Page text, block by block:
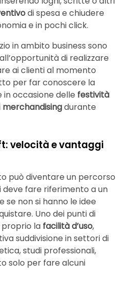
di spesa e chiudere
e in pochi click.
in ambito business sono
di realizzare
ai clienti al momento
per far conoscere la
occasione delle festività
merchandisingdurante
velocità e vantaggi
può diventare un percorso
fare riferimento a un
se non si hanno le idee
Uno dei punti di
la facilità d’uso,
suddivisione in settori di
studi professionali,
solo per fare alcuni